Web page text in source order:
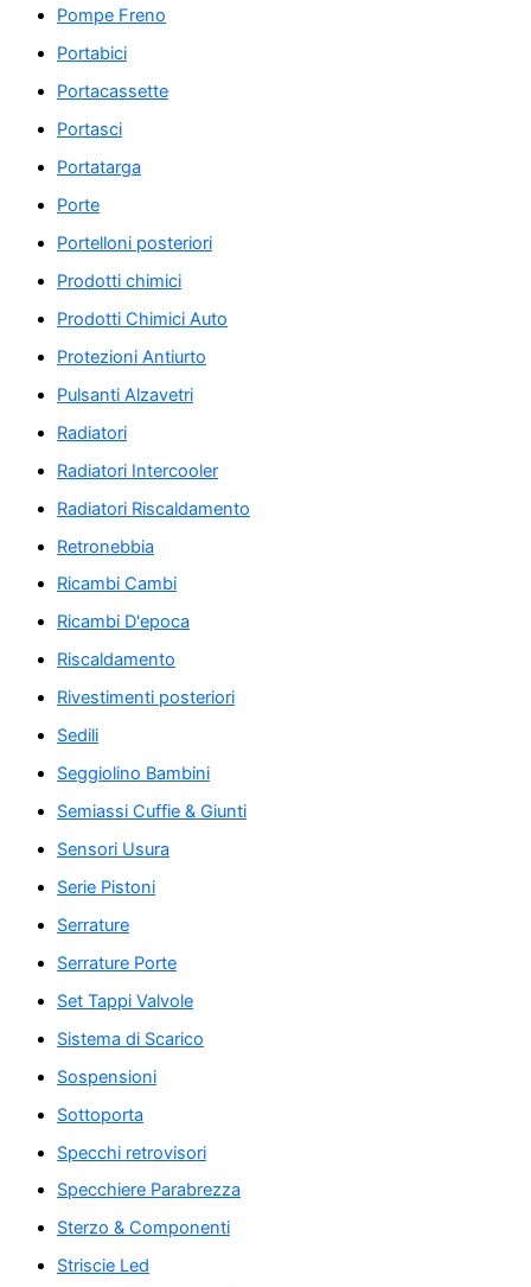
Pompe Freno
Portabici
Portacassette
Portasci
Portatarga
Porte
Portelloni posteriori
Prodotti chimici
Prodotti Chimici Auto
Protezioni Antiurto
Pulsanti Alzavetri
Radiatori
Radiatori Intercooler
Radiatori Riscaldamento
Retronebbia
Ricambi Cambi
Ricambi D'epoca
Riscaldamento
Rivestimenti posteriori
Sedili
Seggiolino Bambini
Semiassi Cuffie & Giunti
Sensori Usura
Serie Pistoni
Serrature
Serrature Porte
Set Tappi Valvole
Sistema di Scarico
Sospensioni
Sottoporta
Specchi retrovisori
Specchiere Parabrezza
Sterzo & Componenti
Striscie Led